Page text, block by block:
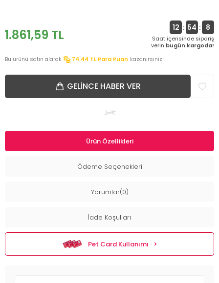
1.861,59 TL 12 : 54 : 7
Saat içerisinde sipariş
verin bugün kargoda!
Bu ürünü satın alarak
74.44 TL Para Puan kazanırsınız!
GELINCE HABER VER
Ürün Özellikleri
Ödeme Seçenekleri
Yorumlar(0)
İade Koşulları
Pet Card Kullanımı